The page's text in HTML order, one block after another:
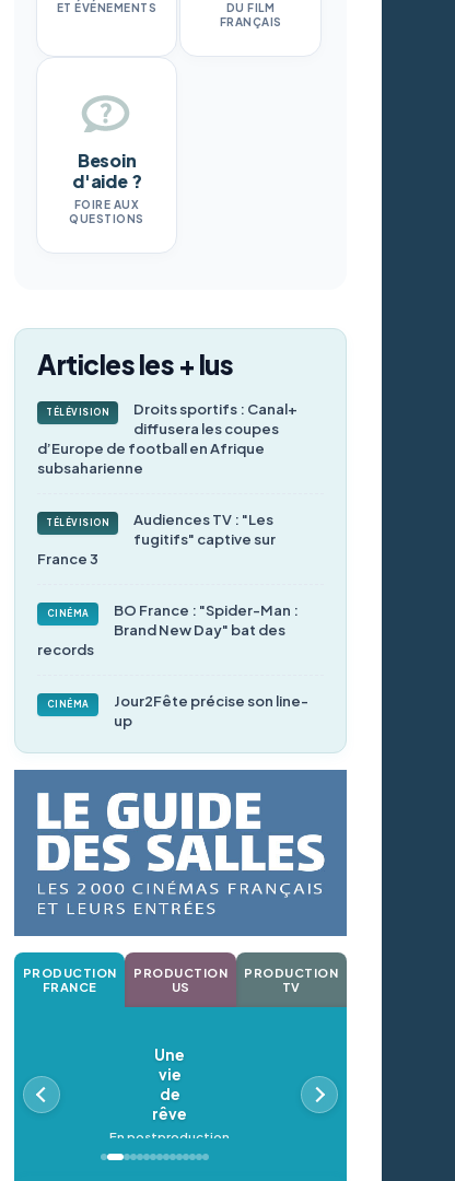
ET ÉVÉNEMENTS
DU FILM
FRANÇAIS
Besoin
d'aide ?
FOIRE AUX
QUESTIONS
Articles les + lus
TÉLÉVISION
Droits sportifs : Canal+
diffusera les coupes
d’Europe de football en Afrique
subsaharienne
TÉLÉVISION
Audiences TV : "Les
fugitifs" captive sur
France 3
CINÉMA
BO France : "Spider-Man :
Brand New Day" bat des
records
CINÉMA
Jour2Fête précise son line-
up
PRODUCTION
FRANCE
PRODUCTION
US
PRODUCTION
TV
Une
vie
de
rêve
En postproduction